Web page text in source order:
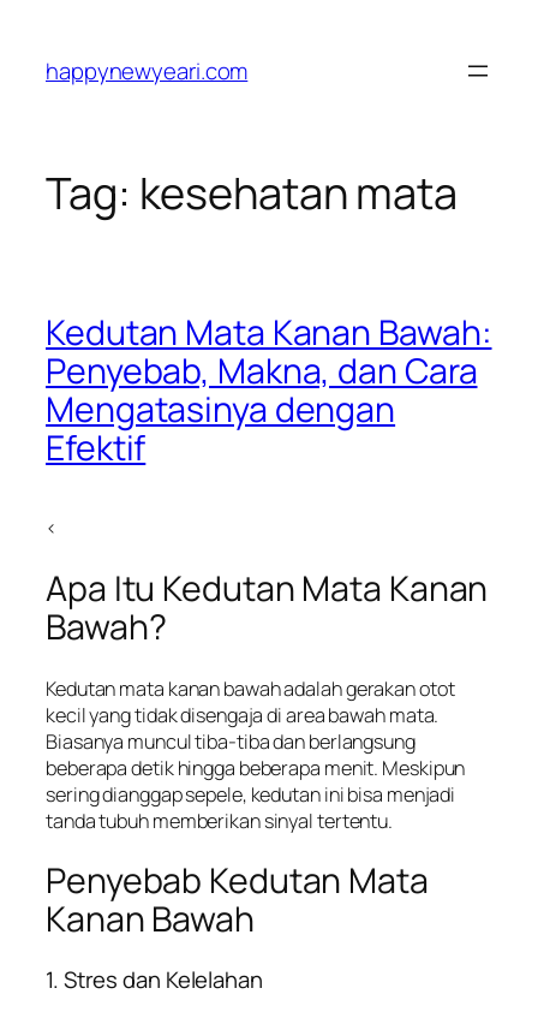
content
happynewyeari.com
Tag: kesehatan mata
Kedutan Mata Kanan Bawah:
Penyebab, Makna, dan Cara
Mengatasinya dengan
Efektif
<
Apa Itu Kedutan Mata Kanan
Bawah?
Kedutan mata kanan bawah adalah gerakan otot
kecil yang tidak disengaja di area bawah mata.
Biasanya muncul tiba-tiba dan berlangsung
beberapa detik hingga beberapa menit. Meskipun
sering dianggap sepele, kedutan ini bisa menjadi
tanda tubuh memberikan sinyal tertentu.
Penyebab Kedutan Mata
Kanan Bawah
1. Stres dan Kelelahan